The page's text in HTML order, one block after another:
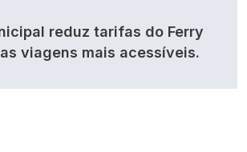
reduz tarifas do Ferry
viagens mais acessíveis.